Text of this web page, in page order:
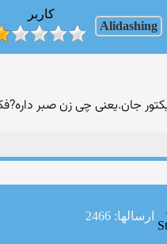
Alidashing
کاربر
جان.یعنی چی زن صبر
ارسالها: 2466